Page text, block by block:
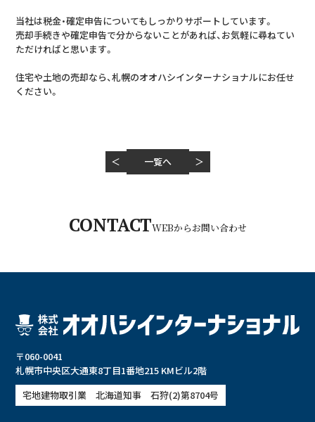
当社は税金・確定申告についてもしっかりサポートしています。
売却手続きや確定申告で分からないことがあれば、お気軽に尋ねてい
ただければと思います。
住宅や土地の売却なら、札幌のオオハシインターナショナルにお任せ
ください。
＜ 一覧へ ＞
011-280-0084
CONTACTWEBからお問い合わせ
〒060-0041
札幌市中央区大通東8丁目1番地215 KMビル2階
宅地建物取引業 北海道知事 石狩(2)第8704号